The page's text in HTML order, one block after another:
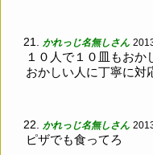
21. かれっじ名無しさん
１０人で１０皿もおか
おかしい人に丁寧に対
22. かれっじ名無しさん
ピザでも食ってろ